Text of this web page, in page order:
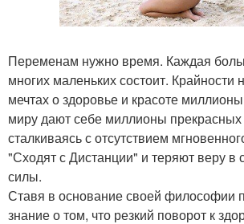
Переменам нужно время. Каждая
многих маленьких состоит.
мечтах о здоровье и красоте
миру дают себе миллионы
сталкиваясь с отсутствием
"Сходят с Дистанции" и теряют веру в
силы.
Ставя в основание своей философии
знание о том, что резкий поворот к